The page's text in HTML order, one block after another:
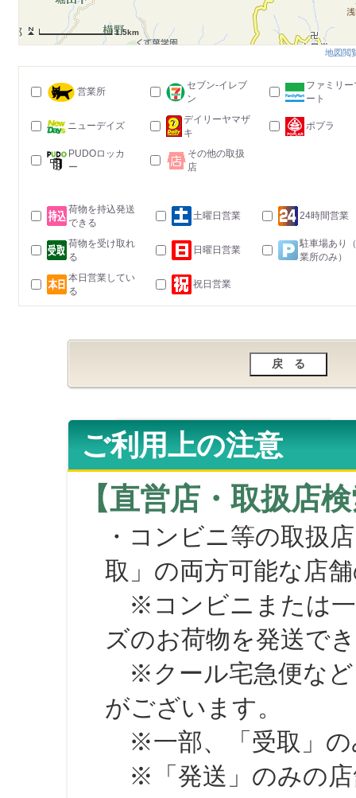
1.5km
地図閲
営業所
セブン-イレブ
ン
ファミリー
ート
ニューデイズ
デイリーヤマザ
キ
ポプラ
PUDOロッカ
ー
その他の取扱
店
荷物を持込発送
できる
土曜日営業 24時間営業
荷物を受け取れ
る
日曜日営業
駐車場あり
業所のみ）
本日営業してい
る
祝日営業
ご利用上の注意
【直営店・取扱店
・コンビニ等の取扱
取」の両方可能な店
※コンビニまたは一
ズのお荷物を発送で
※クール宅急便など
がございます。
※一部、「受取」の
※「発送」のみの店